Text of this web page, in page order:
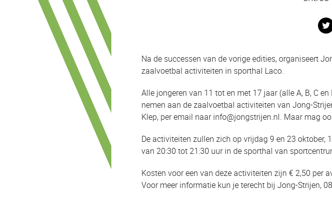
Na de successen van de vorige edities, organiseert
zaalvoetbal activiteiten in sporthal Laco.
Alle jongeren van 11 tot en met 17 jaar (alle A, B, C
nemen aan de zaalvoetbal activiteiten van Jong-
Klep, per email naar info@jongstrijen.nl. Maar mag
De activiteiten zullen zich op vrijdag 9 en 23 oktober,
van 20:30 tot 21:30 uur in de sporthal van
Kosten voor een van deze activiteiten zijn € 2,50 per
Voor meer informatie kun je terecht bij Jong-Strijen,